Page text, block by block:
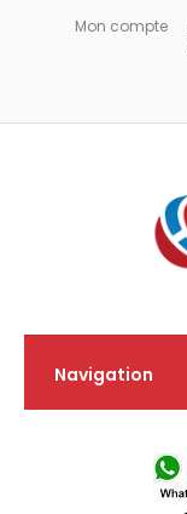
Mon compte
Navigation